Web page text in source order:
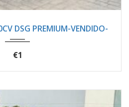
DSG PREMIUM-VENDIDO-
€1